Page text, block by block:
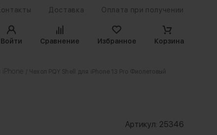
Доставка Оплата при получении
Войти
Сравнение Избранное Корзина
/ Чехол PQY Shell для iPhone 13 Pro Фиолетовый
Артикул: 25346